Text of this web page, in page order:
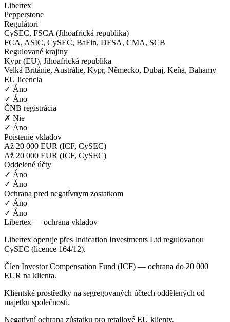
Libertex
Pepperstone
Regulátori
CySEC, FSCA (Jihoafrická republika)
FCA, ASIC, CySEC, BaFin, DFSA, CMA, SCB
Regulované krajiny
Kypr (EU), Jihoafrická republika
Velká Británie, Austrálie, Kypr, Německo, Dubaj, Keňa, Bahamy
EU licencia
✓ Áno
✓ Áno
ČNB registrácia
✗ Nie
✓ Áno
Poistenie vkladov
Až 20 000 EUR (ICF, CySEC)
Až 20 000 EUR (ICF, CySEC)
Oddelené účty
✓ Áno
✓ Áno
Ochrana pred negatívnym zostatkom
✓ Áno
✓ Áno
Libertex — ochrana vkladov
Libertex operuje přes Indication Investments Ltd regulovanou
CySEC (licence 164/12).
Člen Investor Compensation Fund (ICF) — ochrana do 20 000
EUR na klienta.
Klientské prostředky na segregovaných účtech oddělených od
majetku společnosti.
Negativní ochrana zůstatku pro retailové EU klienty.